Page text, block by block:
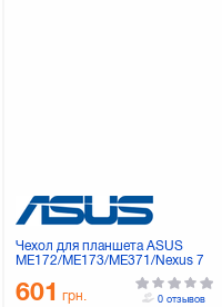
Чехол для планшета ASUS
ME172/ME173/ME371/Nexus 7
VERSASLEEVE7 BLUE
(90XB001P-BSL030)
601 грн. 0 отзывов